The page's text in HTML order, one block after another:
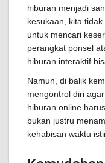
hiburan menjadi
kesukaan, kita
untuk mencari
perangkat ponsel
hiburan interaktif
Namun, di balik
mengontrol diri
hiburan online
bukan justru
kehabisan waktu